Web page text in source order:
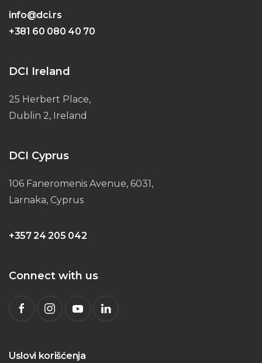
info@dci.rs
+381 60 080 40 70
DCI Ireland
25 Herbert Place,
Dublin 2, Ireland
DCI Cyprus
106 Faneromenis Avenue, 6031,
Larnaka, Cyprus
+357 24 205 042
Connect with us
Uslovi korišćenja